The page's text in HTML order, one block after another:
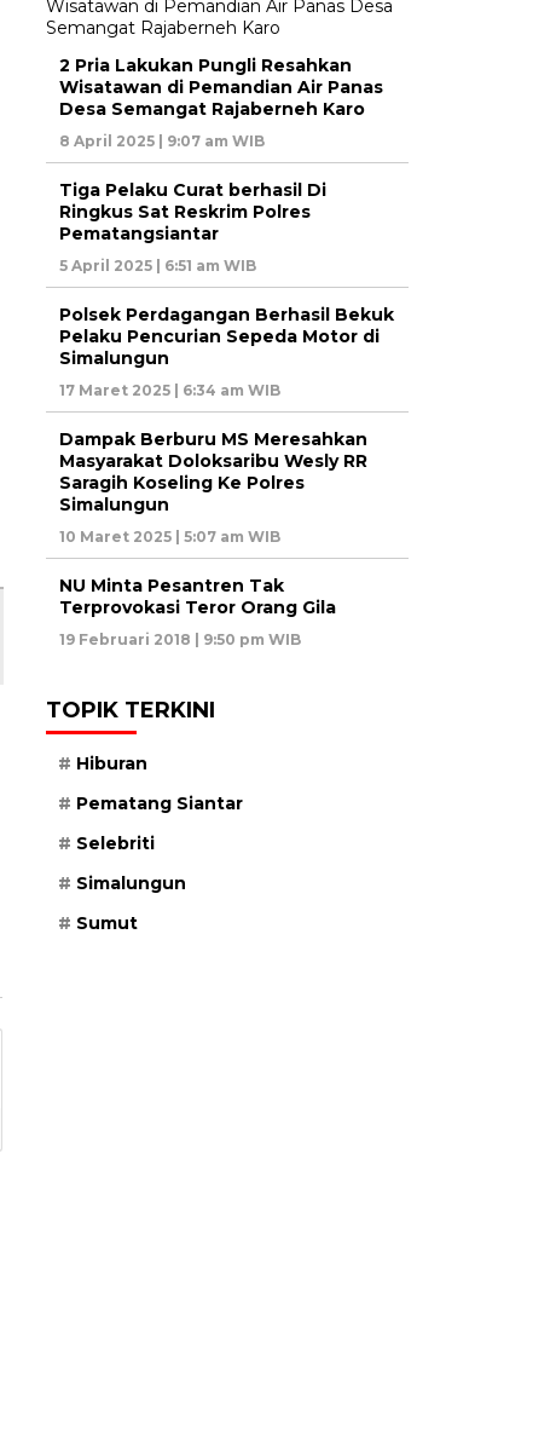
2 Pria Lakukan Pungli Resahkan
Wisatawan di Pemandian Air Panas
Desa Semangat Rajaberneh Karo
8 April 2025 | 9:07 am WIB
Tiga Pelaku Curat berhasil Di
Ringkus Sat Reskrim Polres
Pematangsiantar
5 April 2025 | 6:51 am WIB
Polsek Perdagangan Berhasil Bekuk
Pelaku Pencurian Sepeda Motor di
Simalungun
17 Maret 2025 | 6:34 am WIB
Dampak Berburu MS Meresahkan
Masyarakat Doloksaribu Wesly RR
Saragih Koseling Ke Polres
Simalungun
10 Maret 2025 | 5:07 am WIB
NU Minta Pesantren Tak
Terprovokasi Teror Orang Gila
19 Februari 2018 | 9:50 pm WIB
TOPIK TERKINI
Hiburan
Pematang Siantar
Selebriti
Simalungun
Sumut